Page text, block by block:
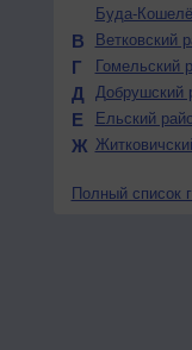
Буда-
В Ветковский
Г Гомельский
Д Добрушский
Е Ельский
Ж
Полный список